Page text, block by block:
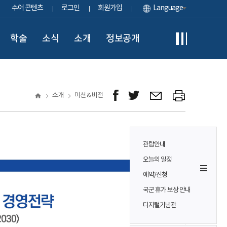
수어 콘텐츠 로그인 회원가입 Language
학술 소식 소개 정보공개
관람안내
오늘의 일정
예약/신청
국군 휴가 보상 안내
디지털기념관
소개 미션 & 비전